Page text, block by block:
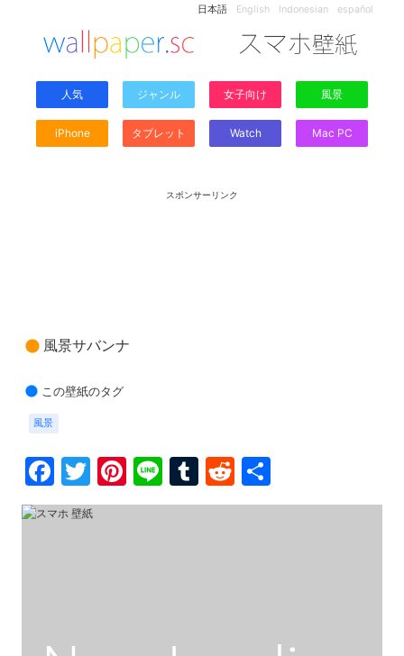
日本語 English Indonesian español
人気 ジャンル 女子向け 風景
iPhone タブレット Watch Mac PC
スポンサーリンク
風景サバンナ
この壁紙のタグ
風景
Facebook
Twitter
Pinterest
LineTumblr
Reddit
有